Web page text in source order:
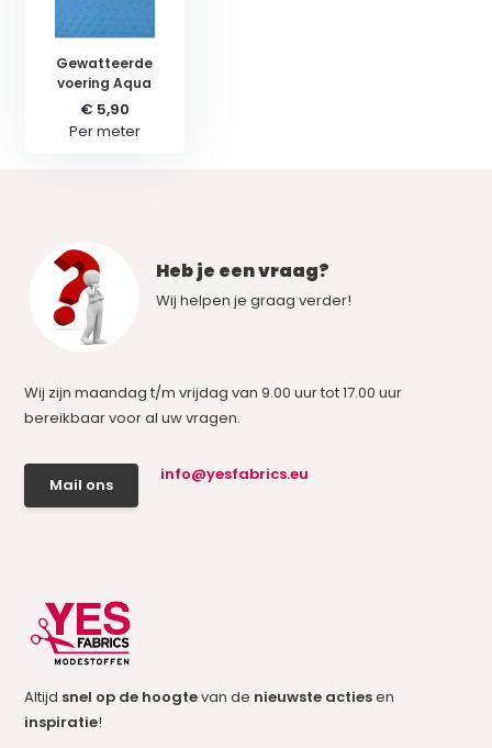
Gewatteerde
voering Aqua
€ 5,90
Per meter
Heb je een vraag?
Wij helpen je graag verder!
Wij zijn maandag t/m vrijdag van 9.00 uur tot 17.00 uur
bereikbaar voor al uw vragen.
Mail ons
info@yesfabrics.eu
Altijd snel op de hoogtevan de nieuwste actiesen
inspiratie!